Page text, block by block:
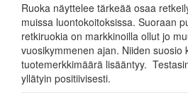
Ruoka näyttelee tärkeää osaa
muissa luontokoitoksissa. Suoraan
retkiruokia on markkinoilla ollut jo
vuosikymmenen ajan. Niiden suosio
tuotemerkkimäärä lisääntyy.
yllätyin positiivisesti.